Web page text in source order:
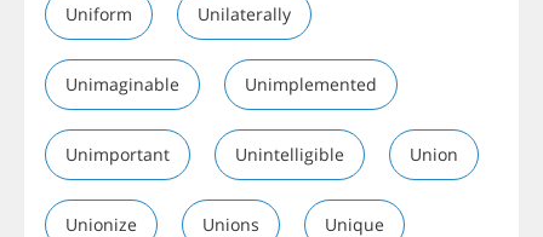
Uniform Unilaterally
Unimaginable Unimplemented
Unimportant Unintelligible Union
Unionize Unions Unique